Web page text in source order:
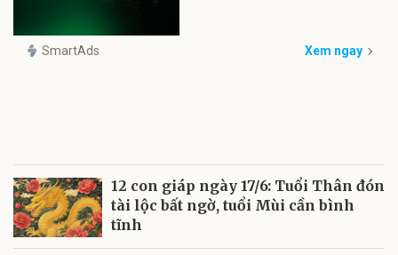
SmartAds Xem ngay
12 con giáp ngày 17/6: Tuổi Thân đón
tài lộc bất ngờ, tuổi Mùi cần bình
tĩnh